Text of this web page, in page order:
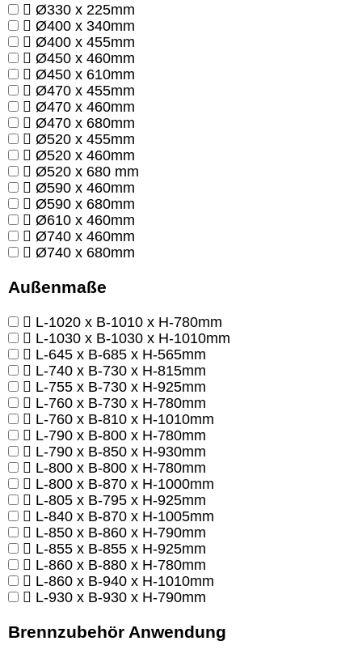
Ø330 x 225mm
Ø400 x 340mm
Ø400 x 455mm
Ø450 x 460mm
Ø450 x 610mm
Ø470 x 455mm
Ø470 x 460mm
Ø470 x 680mm
Ø520 x 455mm
Ø520 x 460mm
Ø520 x 680 mm
Ø590 x 460mm
Ø590 x 680mm
Ø610 x 460mm
Ø740 x 460mm
Ø740 x 680mm
Außenmaße
L-1020 x B-1010 x H-780mm
L-1030 x B-1030 x H-1010mm
L-645 x B-685 x H-565mm
L-740 x B-730 x H-815mm
L-755 x B-730 x H-925mm
L-760 x B-730 x H-780mm
L-760 x B-810 x H-1010mm
L-790 x B-800 x H-780mm
L-790 x B-850 x H-930mm
L-800 x B-800 x H-780mm
L-800 x B-870 x H-1000mm
L-805 x B-795 x H-925mm
L-840 x B-870 x H-1005mm
L-850 x B-860 x H-790mm
L-855 x B-855 x H-925mm
L-860 x B-880 x H-780mm
L-860 x B-940 x H-1010mm
L-930 x B-930 x H-790mm
Brennzubehör Anwendung